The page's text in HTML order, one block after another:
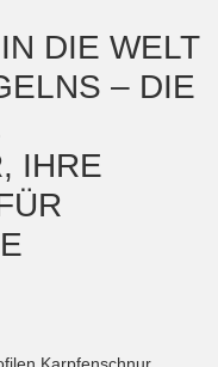
DIE WELT
– DIE
IHRE
Karpfenschnur